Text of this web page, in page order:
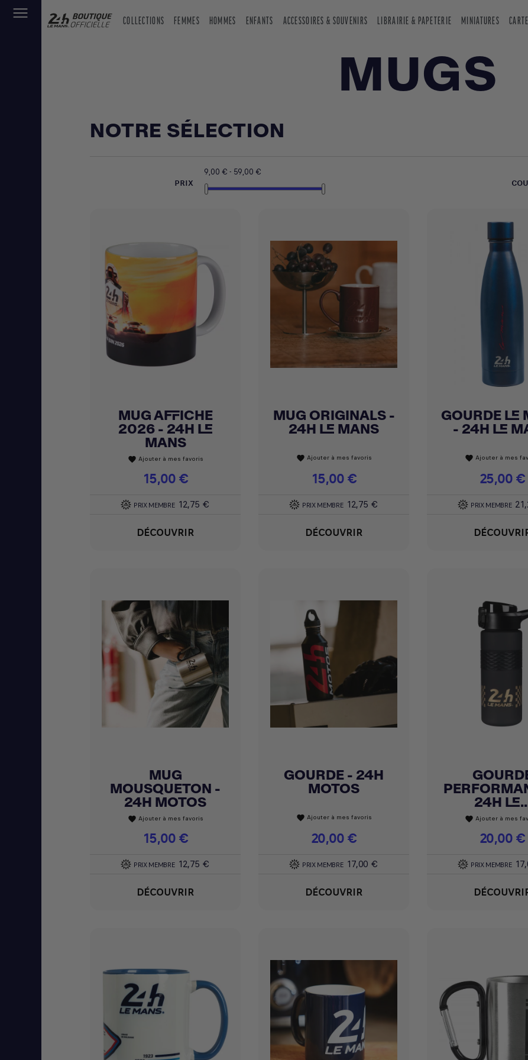
COLLECTIONS FEMMES HOMMES ENFANTS ACCESSOIRES & SOUVENIRS LIBRAIRIE & PAPETERIE MINIATURES
MUGS
NOTRE SÉLECTION
PRIX
9,00 € - 59,00 €
Achat express
MUG AFFICHE
2026 - 24H LE
MANS
favorite Ajouter à mes favoris
Prix
15,00 €
PRIX MEMBRE 12,75 €
DÉCOUVRIR
Achat express
MUG ORIGINALS -
24H LE MANS
favorite Ajouter à mes favoris
Prix
15,00 €
PRIX MEMBRE 12,75 €
DÉCOUVRIR
Achat express
GOURDE LE
- 24H LE
favorite Ajouter à mes
Prix
25,00 €
PRIX MEMBRE
Achat express
MUG
MOUSQUETON -
24H MOTOS
favorite Ajouter à mes favoris
Prix
15,00 €
PRIX MEMBRE 12,75 €
DÉCOUVRIR
Achat express
GOURDE - 24H
MOTOS
favorite Ajouter à mes favoris
Prix
20,00 €
PRIX MEMBRE 17,00 €
DÉCOUVRIR
Achat express
24H
favorite Ajouter à mes
Prix
20,00 €
PRIX MEMBRE